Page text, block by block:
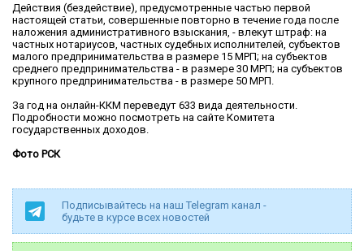
Действия (бездействие), предусмотренные частью первой
настоящей статьи, совершенные повторно в течение года после
наложения административного взыскания, - влекут штраф: на
частных нотариусов, частных судебных исполнителей, субъектов
малого предпринимательства в размере 15 МРП; на субъектов
среднего предпринимательства - в размере 30 МРП; на субъектов
крупного предпринимательства - в размере 50 МРП.
За год на онлайн-ККМ переведут 633 вида деятельности.
Подробности можно посмотреть на сайте Комитета
государственных доходов.
Фото РСК
Подписывайтесь на наш Telegram канал -
будьте в курсе всех новостей